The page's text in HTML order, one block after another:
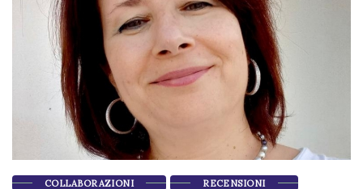
COLLABORAZIONI RECENSIONI